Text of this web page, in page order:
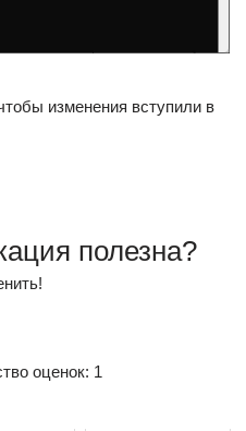
изменения вступили в
полезна?
оценок: 1